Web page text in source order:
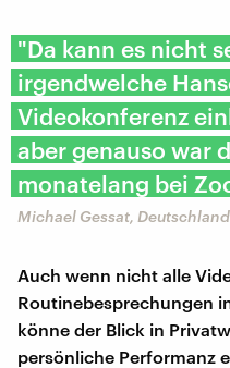
"Da kann es nicht
irgendwelche
Videokonferenz
aber genauso war
monatelang bei
Michael Gessat,
Auch wenn nicht alle
Routinebesprechungen
könne der Blick in
persönliche Performanz